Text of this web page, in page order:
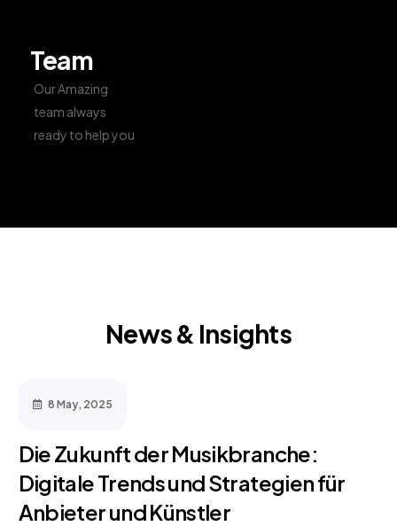
Team
Our Amazing
team always
ready to help you
News & Insights
8 May, 2025
Die Zukunft der Musikbranche:
Digitale Trends und Strategien für
Anbieter und Künstler